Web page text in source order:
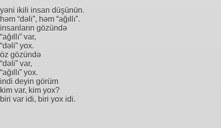
yəni ikili insan düşünün.
həm “dəli”, həm “ağıllı”.
insanların gözündə
“ağıllı” var,
“dəli” yox.
öz gözündə
“dəli” var,
“ağıllı” yox.
indi deyin görüm
kim var, kim yox?
biri var idi, biri yox idi.